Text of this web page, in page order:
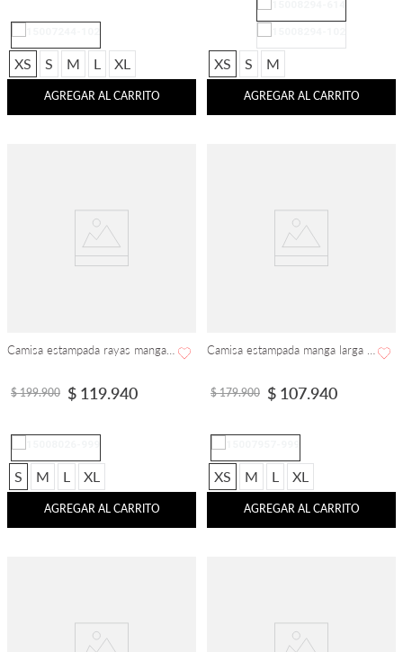
XS S M L XL
AGREGAR AL CARRITO
XS S M
AGREGAR AL CARRITO
$ 199.900 $ 119.940
S M L XL
AGREGAR AL CARRITO
$ 179.900 $ 107.940
XS M L XL
AGREGAR AL CARRITO